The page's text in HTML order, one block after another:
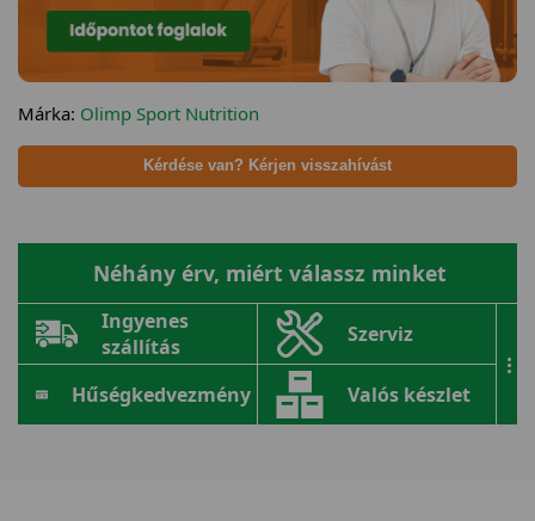
Márka: Olimp Sport Nutrition
Kérdése van? Kérjen visszahívást
Néhány érv, miért válassz minket
Ingyenes
szállítás
Szerviz
Hűségkedvezmény Valós készlet
...